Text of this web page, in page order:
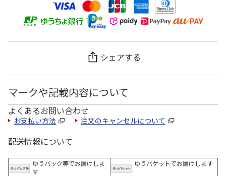
シェアする
マークや記載内容について
よくあるお問い合わせ
お支払い方法 注文のキャンセルについて
配送情報について
ゆうパック等でお届けしま
す
ゆうパケットでお届けします